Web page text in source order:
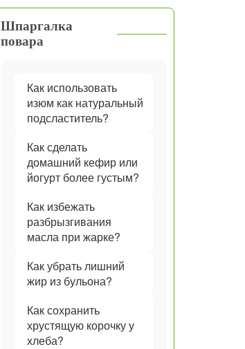
Шпаргалка
повара
Как использовать
изюм как натуральный
подсластитель?
Как сделать
домашний кефир или
йогурт более густым?
Как избежать
разбрызгивания
масла при жарке?
Как убрать лишний
жир из бульона?
Как сохранить
хрустящую корочку у
хлеба?